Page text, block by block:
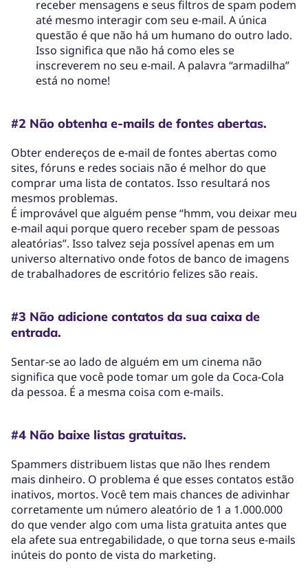
receber mensagens e seus filtros de spam podem
até mesmo interagir com seu e-mail. A única
questão é que não há um humano do outro lado.
Isso significa que não há como eles se
inscreverem no seu e-mail. A palavra “armadilha”
está no nome!
#2 Não obtenha e-mails de fontes abertas.
Obter endereços de e-mail de fontes abertas como
sites, fóruns e redes sociais não é melhor do que
comprar uma lista de contatos. Isso resultará nos
mesmos problemas.
É improvável que alguém pense “hmm, vou deixar meu
e-mail aqui porque quero receber spam de pessoas
aleatórias”. Isso talvez seja possível apenas em um
universo alternativo onde fotos de banco de imagens
de trabalhadores de escritório felizes são reais.
#3 Não adicione contatos da sua caixa de
entrada.
Sentar-se ao lado de alguém em um cinema não
significa que você pode tomar um gole da Coca-Cola
da pessoa. É a mesma coisa com e-mails.
#4 Não baixe listas gratuitas.
Spammers distribuem listas que não lhes rendem
mais dinheiro. O problema é que esses contatos estão
inativos, mortos. Você tem mais chances de adivinhar
corretamente um número aleatório de 1 a 1.000.000
do que vender algo com uma lista gratuita antes que
ela afete sua entregabilidade, o que torna seus e-mails
inúteis do ponto de vista do marketing.